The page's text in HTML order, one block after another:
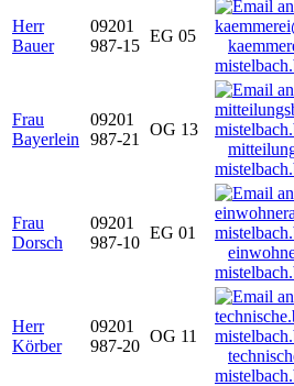
Herr
Bauer
09201
987-15
EG 05
Frau
Bayerlein
09201
987-21
OG 13
Frau
Dorsch
09201
987-10
EG 01
Herr
Körber
09201
987-20
OG 11